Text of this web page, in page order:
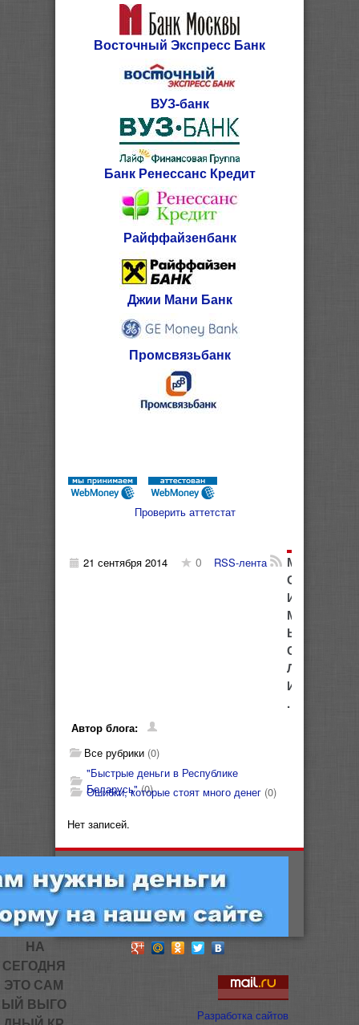
Восточный Экспресс Банк
ВУЗ-банк
Банк Ренессанс Кредит
Райффайзенбанк
Джии Мани Банк
Промсвязьбанк
Проверить аттетстат
21 сентября 2014 0 RSS-лента
М
О
И
М
Ы
С
Л
И
.
Автор блога:
Все рубрики (0)
"Быстрые деньги в Республике
Беларусь" (0)
Ошибки, которые стоят много денег (0)
Нет записей.
Разработка сайтов
НА
СЕГОДНЯ
ЭТО САМ
ЫЙ ВЫГО